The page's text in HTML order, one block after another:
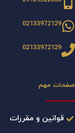
02133972129
02133972129
صفحات مهم
قوانین و مقررات